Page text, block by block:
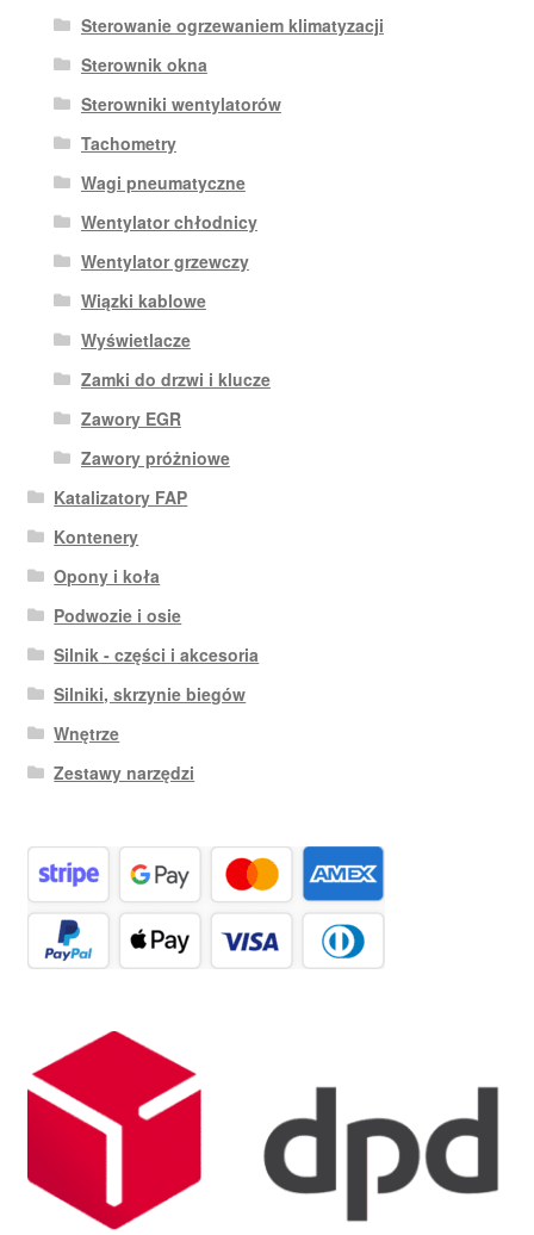
Sterowanie ogrzewaniem klimatyzacji
Sterownik okna
Sterowniki wentylatorów
Tachometry
Wagi pneumatyczne
Wentylator chłodnicy
Wentylator grzewczy
Wiązki kablowe
Wyświetlacze
Zamki do drzwi i klucze
Zawory EGR
Zawory próżniowe
Katalizatory FAP
Kontenery
Opony i koła
Podwozie i osie
Silnik - części i akcesoria
Silniki, skrzynie biegów
Wnętrze
Zestawy narzędzi